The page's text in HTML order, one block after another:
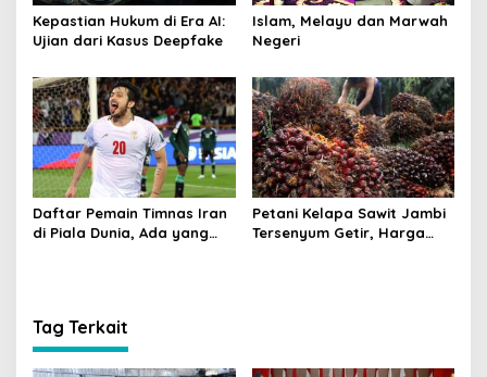
Kepastian Hukum di Era AI:
Ujian dari Kasus Deepfake
Islam, Melayu dan Marwah
Negeri
Daftar Pemain Timnas Iran
di Piala Dunia, Ada yang
Petani Kelapa Sawit Jambi
Tersenyum Getir, Harga
Tag Terkait